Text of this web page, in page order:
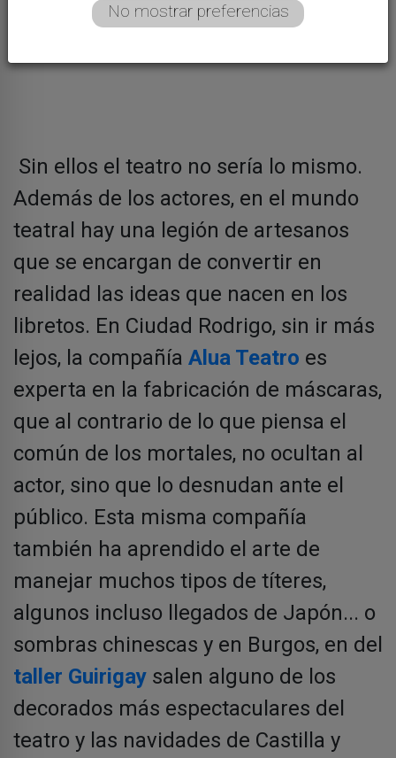
Sin ellos el teatro no sería lo mismo.
Además de los actores, en el mundo
teatral hay una legión de artesanos
que se encargan de convertir en
realidad las ideas que nacen en los
libretos. En Ciudad Rodrigo, sin ir más
lejos, la compañía Alua Teatro es
experta en la fabricación de máscaras,
que al contrario de lo que piensa el
común de los mortales, no ocultan al
actor, sino que lo desnudan ante el
público. Esta misma compañía
también ha aprendido el arte de
manejar muchos tipos de títeres,
algunos incluso llegados de Japón... o
sombras chinescas y en Burgos, en del
taller Guirigay salen alguno de los
decorados más espectaculares del
teatro y las navidades de Castilla y
No mostrar preferencias